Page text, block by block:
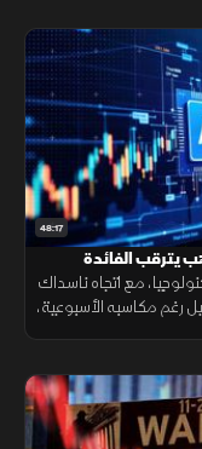
48:17
يترقب الفائدة
مع اتجاه ناسداك
دون 96 دولار للبرميل رغم مكاسبه الأسبوعية،